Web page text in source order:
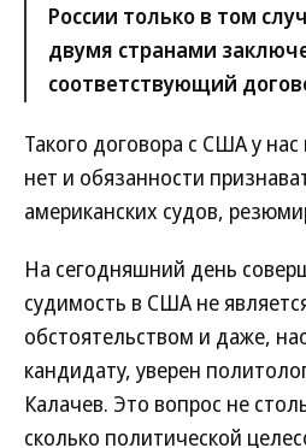
России только в том
двумя странами
соответствующий
Такого договора с США у
нет и обязанности
американских судов,
На сегодняшний день
судимость в США не
обстоятельством и даже,
кандидату, уверен
Калачев. Это вопрос не
сколько политической